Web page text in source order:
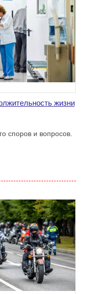
жизни
споров и вопросов.